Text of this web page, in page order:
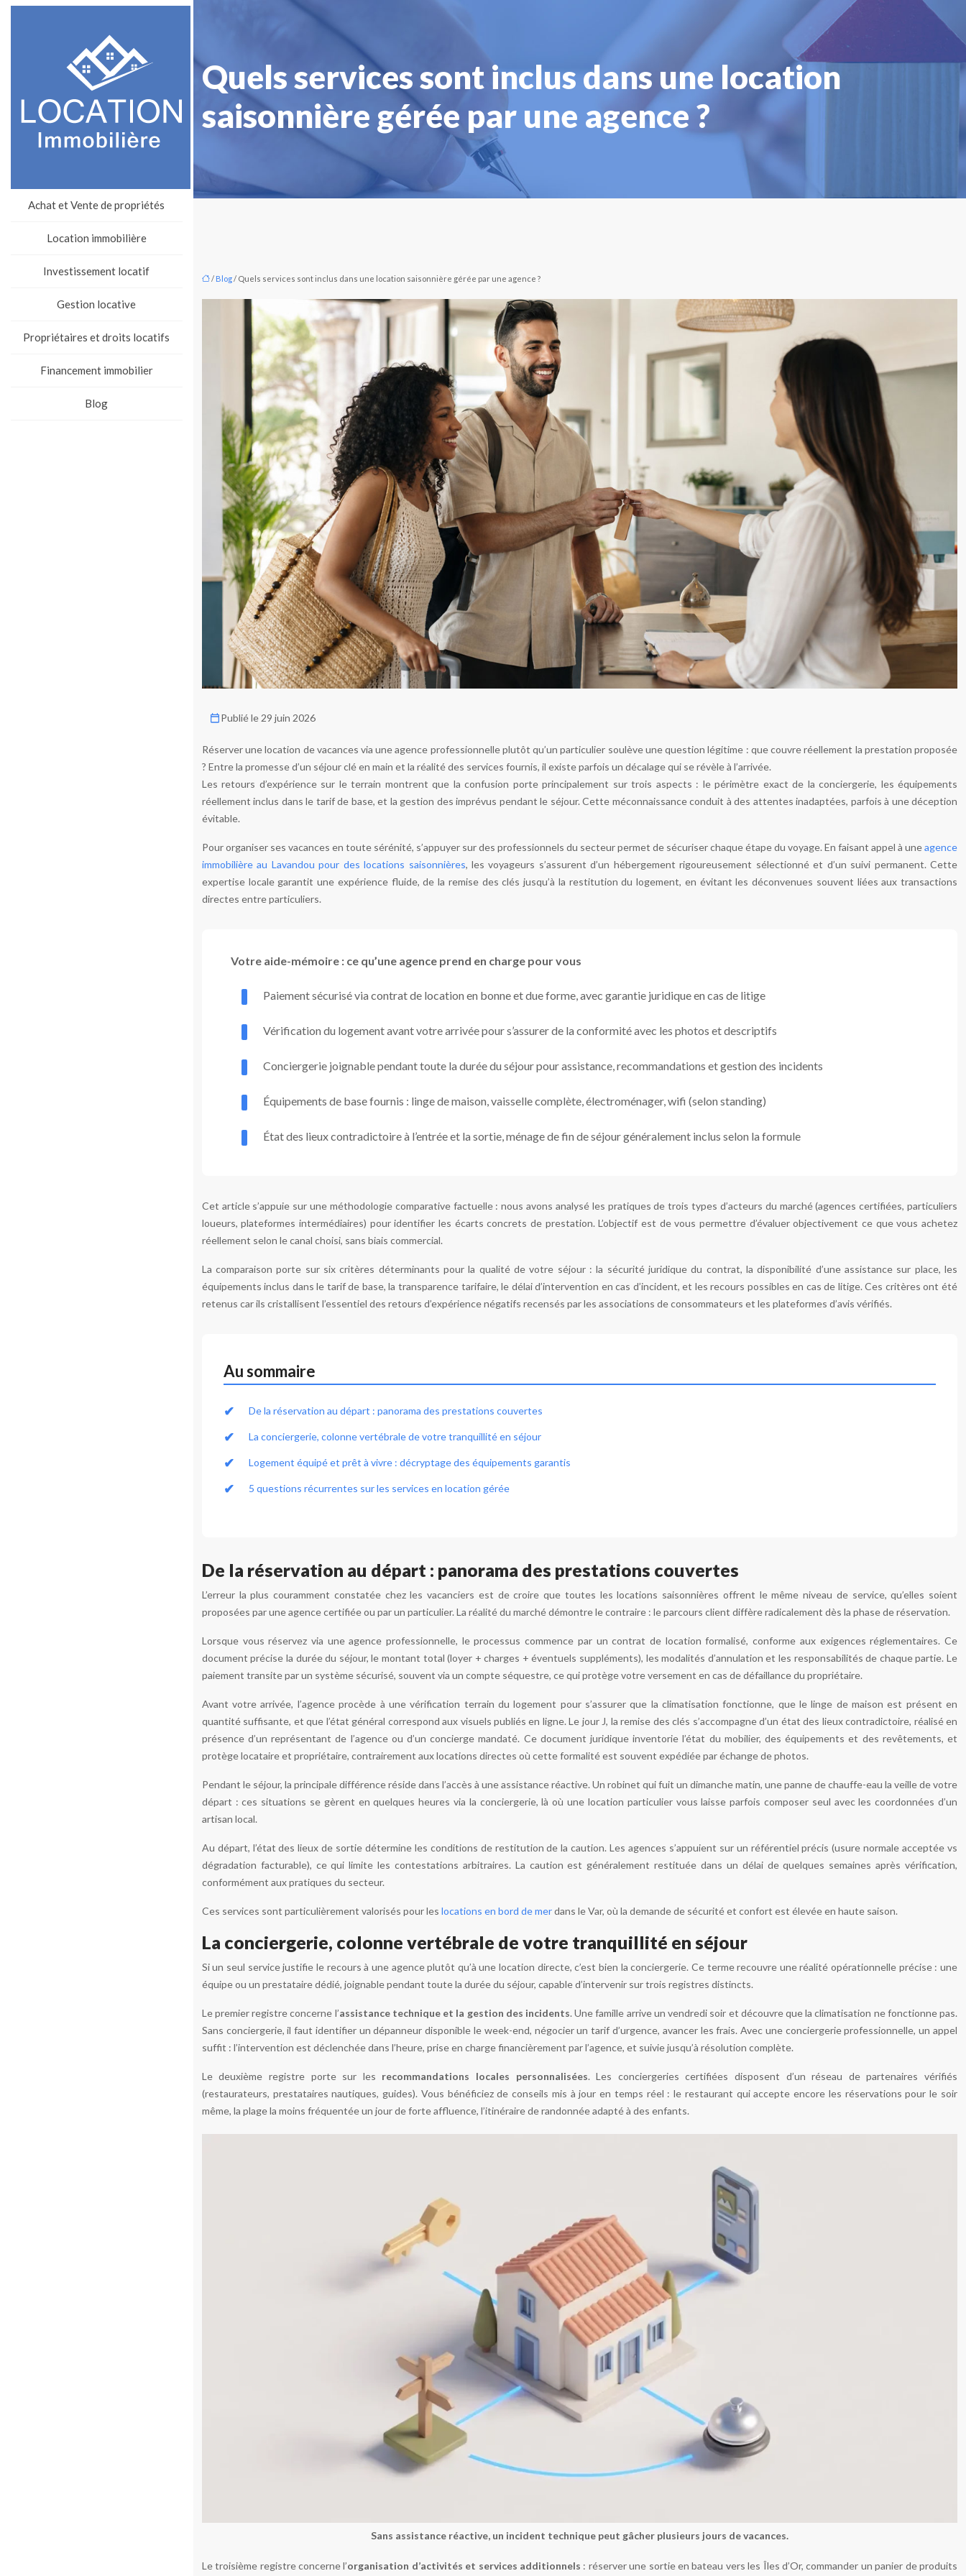
Achat et Vente de propriétés
Location immobilière
Investissement locatif
Gestion locative
Propriétaires et droits locatifs
Financement immobilier
Blog
Quels services sont inclus dans une location
saisonnière gérée par une agence ?
/ Blog/ Quels services sont inclus dans une location saisonnière gérée par une agence ?
Publié le 29 juin 2026
Réserver une location de vacances via une agence professionnelle plutôt qu’un particulier soulève une question légitime : que couvre réellement la prestation proposée
? Entre la promesse d’un séjour clé en main et la réalité des services fournis, il existe parfois un décalage qui se révèle à l’arrivée.
Les retours d’expérience sur le terrain montrent que la confusion porte principalement sur trois aspects : le périmètre exact de la conciergerie, les équipements
réellement inclus dans le tarif de base, et la gestion des imprévus pendant le séjour. Cette méconnaissance conduit à des attentes inadaptées, parfois à une déception
évitable.
Pour organiser ses vacances en toute sérénité, s’appuyer sur des professionnels du secteur permet de sécuriser chaque étape du voyage. En faisant appel à uneagence
immobilière au Lavandou pour des locations saisonnières, les voyageurs s’assurent d’un hébergement rigoureusement sélectionné et d’un suivi permanent. Cette
expertise locale garantit une expérience fluide, de la remise des clés jusqu’à la restitution du logement, en évitant les déconvenues souvent liées aux transactions
directes entre particuliers.
Votre aide-mémoire : ce qu’une agence prend en charge pour vous
Paiement sécurisé via contrat de location en bonne et due forme, avec garantie juridique en cas de litige
Vérification du logement avant votre arrivée pour s’assurer de la conformité avec les photos et descriptifs
Conciergerie joignable pendant toute la durée du séjour pour assistance, recommandations et gestion des incidents
Équipements de base fournis : linge de maison, vaisselle complète, électroménager, wifi (selon standing)
État des lieux contradictoire à l’entrée et la sortie, ménage de fin de séjour généralement inclus selon la formule
Cet article s’appuie sur une méthodologie comparative factuelle : nous avons analysé les pratiques de trois types d’acteurs du marché (agences certifiées, particuliers
loueurs, plateformes intermédiaires) pour identifier les écarts concrets de prestation. L’objectif est de vous permettre d’évaluer objectivement ce que vous achetez
réellement selon le canal choisi, sans biais commercial.
La comparaison porte sur six critères déterminants pour la qualité de votre séjour : la sécurité juridique du contrat, la disponibilité d’une assistance sur place, les
équipements inclus dans le tarif de base, la transparence tarifaire, le délai d’intervention en cas d’incident, et les recours possibles en cas de litige. Ces critères ont été
retenus car ils cristallisent l’essentiel des retours d’expérience négatifs recensés par les associations de consommateurs et les plateformes d’avis vérifiés.
Au sommaire
De la réservation au départ : panorama des prestations couvertes
La conciergerie, colonne vertébrale de votre tranquillité en séjour
Logement équipé et prêt à vivre : décryptage des équipements garantis
5 questions récurrentes sur les services en location gérée
De la réservation au départ : panorama des prestations couvertes
L’erreur la plus couramment constatée chez les vacanciers est de croire que toutes les locations saisonnières offrent le même niveau de service, qu’elles soient
proposées par une agence certifiée ou par un particulier. La réalité du marché démontre le contraire : le parcours client diffère radicalement dès la phase de réservation.
Lorsque vous réservez via une agence professionnelle, le processus commence par un contrat de location formalisé, conforme aux exigences réglementaires. Ce
document précise la durée du séjour, le montant total (loyer + charges + éventuels suppléments), les modalités d’annulation et les responsabilités de chaque partie. Le
paiement transite par un système sécurisé, souvent via un compte séquestre, ce qui protège votre versement en cas de défaillance du propriétaire.
Avant votre arrivée, l’agence procède à une vérification terrain du logement pour s’assurer que la climatisation fonctionne, que le linge de maison est présent en
quantité suffisante, et que l’état général correspond aux visuels publiés en ligne. Le jour J, la remise des clés s’accompagne d’un état des lieux contradictoire, réalisé en
présence d’un représentant de l’agence ou d’un concierge mandaté. Ce document juridique inventorie l’état du mobilier, des équipements et des revêtements, et
protège locataire et propriétaire, contrairement aux locations directes où cette formalité est souvent expédiée par échange de photos.
Pendant le séjour, la principale différence réside dans l’accès à une assistance réactive. Un robinet qui fuit un dimanche matin, une panne de chauffe-eau la veille de votre
départ : ces situations se gèrent en quelques heures via la conciergerie, là où une location particulier vous laisse parfois composer seul avec les coordonnées d’un
artisan local.
Au départ, l’état des lieux de sortie détermine les conditions de restitution de la caution. Les agences s’appuient sur un référentiel précis (usure normale acceptée vs
dégradation facturable), ce qui limite les contestations arbitraires. La caution est généralement restituée dans un délai de quelques semaines après vérification,
conformément aux pratiques du secteur.
Ces services sont particulièrement valorisés pour les locations en bord de merdans le Var, où la demande de sécurité et confort est élevée en haute saison.
La conciergerie, colonne vertébrale de votre tranquillité en séjour
Si un seul service justifie le recours à une agence plutôt qu’à une location directe, c’est bien la conciergerie. Ce terme recouvre une réalité opérationnelle précise : une
équipe ou un prestataire dédié, joignable pendant toute la durée du séjour, capable d’intervenir sur trois registres distincts.
Le premier registre concerne l’assistance technique et la gestion des incidents. Une famille arrive un vendredi soir et découvre que la climatisation ne fonctionne pas.
Sans conciergerie, il faut identifier un dépanneur disponible le week-end, négocier un tarif d’urgence, avancer les frais. Avec une conciergerie professionnelle, un appel
suffit : l’intervention est déclenchée dans l’heure, prise en charge financièrement par l’agence, et suivie jusqu’à résolution complète.
Le deuxième registre porte sur les recommandations locales personnalisées. Les conciergeries certifiées disposent d’un réseau de partenaires vérifiés
(restaurateurs, prestataires nautiques, guides). Vous bénéficiez de conseils mis à jour en temps réel : le restaurant qui accepte encore les réservations pour le soir
même, la plage la moins fréquentée un jour de forte affluence, l’itinéraire de randonnée adapté à des enfants.
Sans assistance réactive, un incident technique peut gâcher plusieurs jours de vacances.
Le troisième registre concerne l’organisation d’activités et services additionnels : réserver une sortie en bateau vers les Îles d’Or, commander un panier de produits